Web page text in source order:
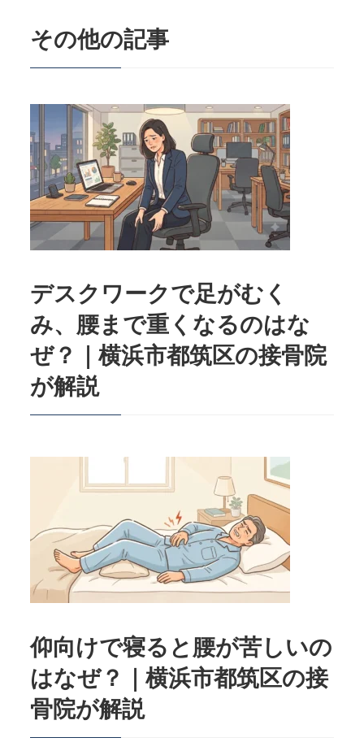
その他の記事
デスクワークで足がむく
み、腰まで重くなるのはな
ぜ？｜横浜市都筑区の接骨院
が解説
仰向けで寝ると腰が苦しいの
はなぜ？｜横浜市都筑区の接
骨院が解説